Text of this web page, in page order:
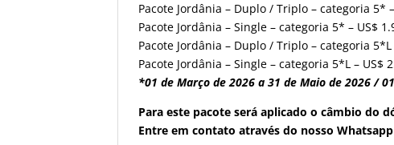
Pacote Jordânia – Duplo / Triplo – categoria 5*
Pacote Jordânia – Single – categoria 5* – US$
Pacote Jordânia – Duplo / Triplo – categoria
Pacote Jordânia – Single – categoria 5*L – US$
*01 de Março de 2026 a 31 de Maio de 2026 /
Para este pacote será aplicado o câmbio do
Entre em contato através do nosso